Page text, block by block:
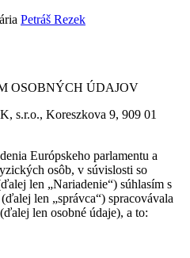
Petráš Rezek
OSOBNÝCH ÚDAJOV
s.r.o., Koreszkova 9, 909 01
Európskeho parlamentu a
osôb, v súvislosti so
len „Nariadenie“) súhlasím s
len „správca“) spracovávala
len osobné údaje), a to: